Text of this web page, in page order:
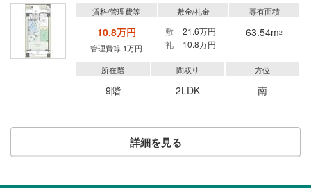
賃料/管理費等
10.8万円
管理費等 1万円
敷金/礼金
敷
21.6万円
礼
10.8万円
専有面積
63.54m2
所在階
9階
間取り
2LDK
方位
南
詳細を見る